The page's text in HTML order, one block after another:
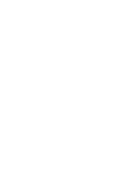
corrediças